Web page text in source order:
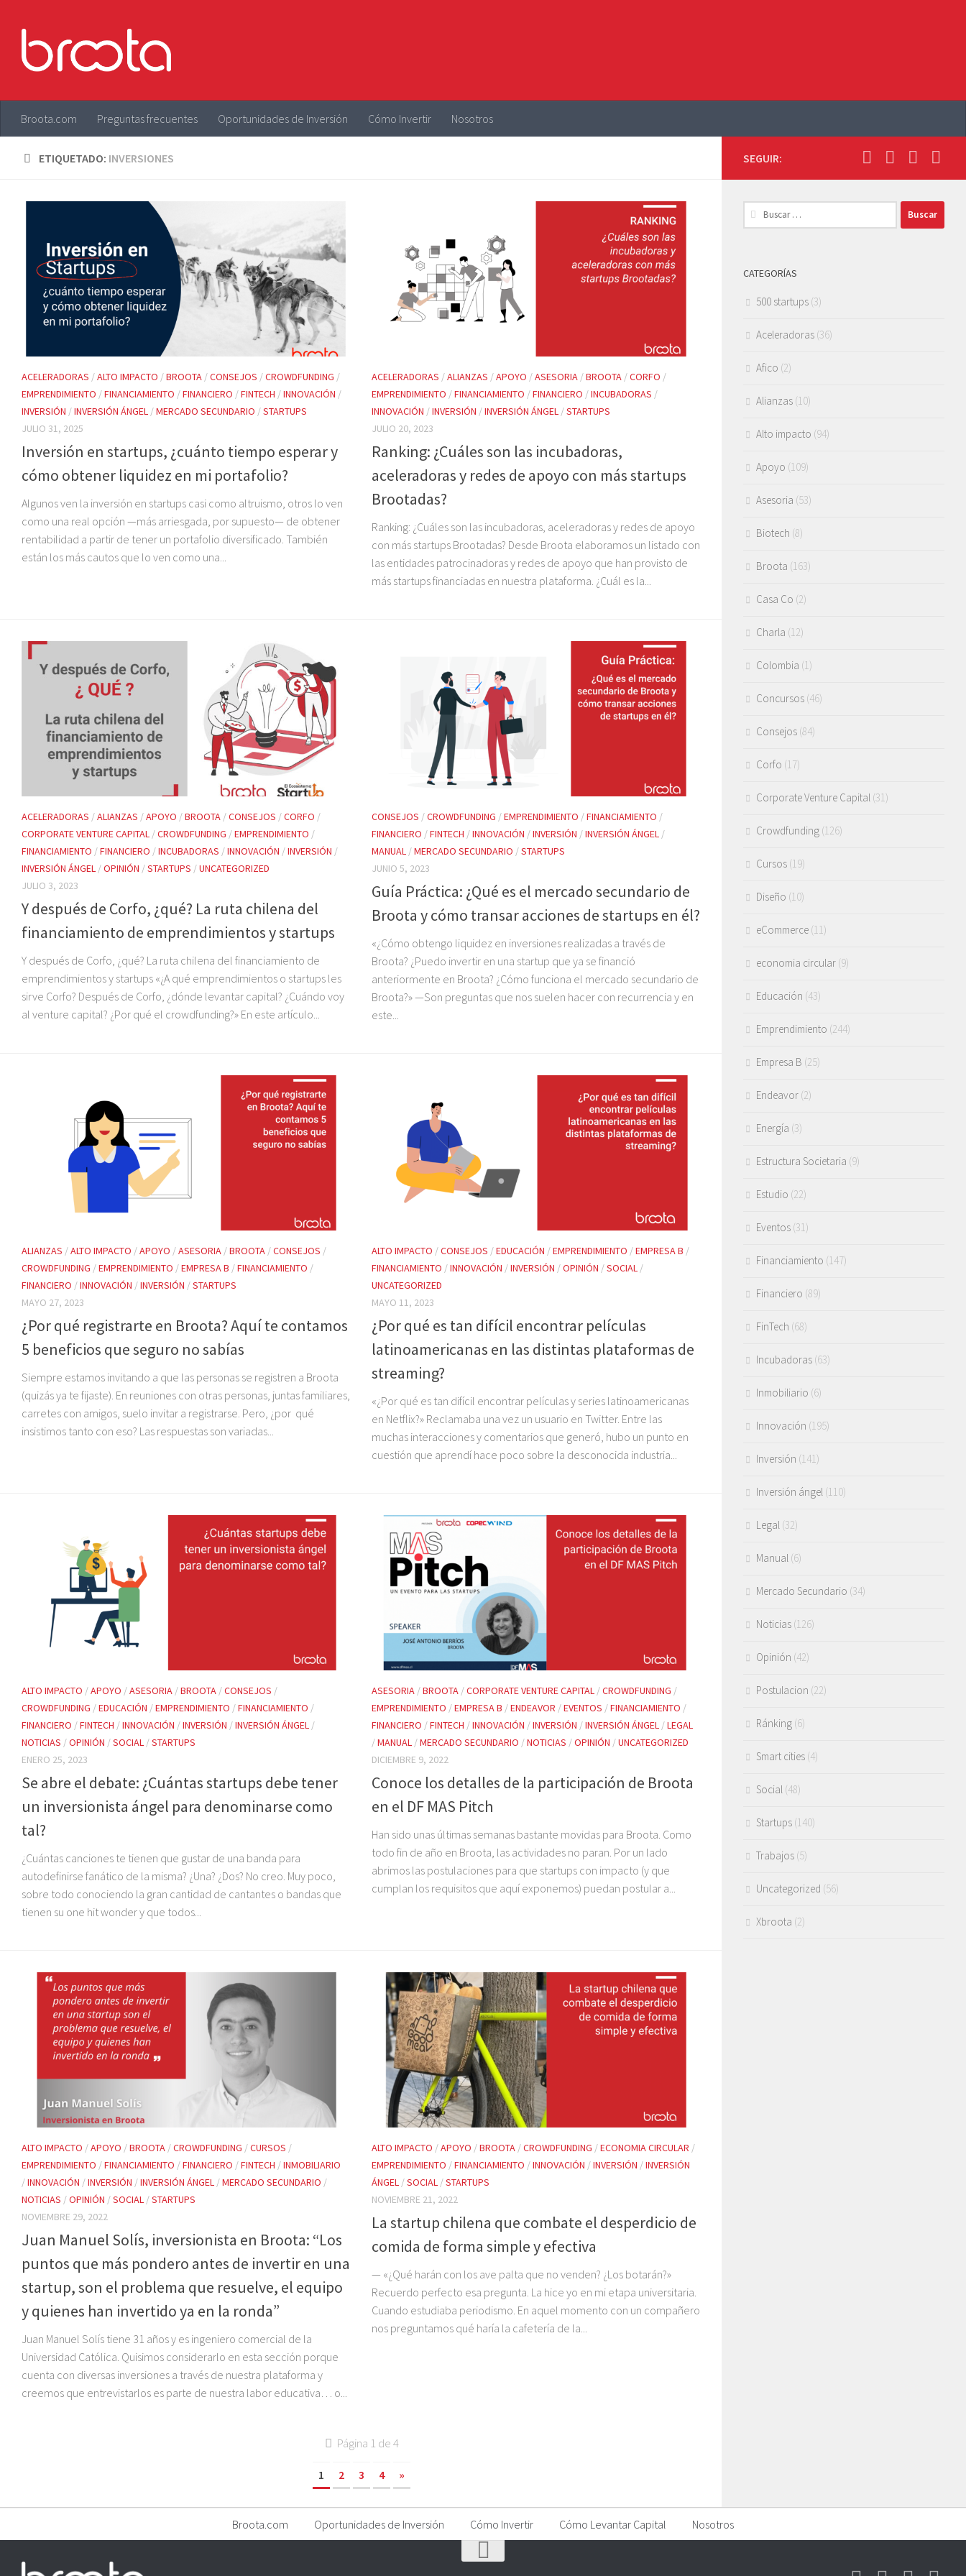
Broota.com Preguntas frecuentes Oportunidades de Inversión Cómo Invertir Nosotros
ETIQUETADO: INVERSIONES
ACELERADORAS /ALTO IMPACTO /BROOTA /CONSEJOS /CROWDFUNDING /
EMPRENDIMIENTO /FINANCIAMIENTO /FINANCIERO /FINTECH /INNOVACIÓN /
INVERSIÓN /INVERSIÓN ÁNGEL /MERCADO SECUNDARIO /STARTUPS
JULIO 31, 2025
Inversión en startups, ¿cuánto tiempo esperar y
cómo obtener liquidez en mi portafolio?
Algunos ven la inversión en startups casi como altruismo, otros lo ven
como una real opción —más arriesgada, por supuesto— de obtener
rentabilidad a partir de tener un portafolio diversificado. También
están los más cautos que lo ven como una...
ACELERADORAS /ALIANZAS /APOYO /ASESORIA /BROOTA /CORFO /
EMPRENDIMIENTO /FINANCIAMIENTO /FINANCIERO /INCUBADORAS /
INNOVACIÓN /INVERSIÓN /INVERSIÓN ÁNGEL /STARTUPS
JULIO 20, 2023
Ranking: ¿Cuáles son las incubadoras,
aceleradoras y redes de apoyo con más startups
Brootadas?
Ranking: ¿Cuáles son las incubadoras, aceleradoras y redes de apoyo
con más startups Brootadas? Desde Broota elaboramos un listado con
las entidades patrocinadoras y redes de apoyo que han provisto de
más startups financiadas en nuestra plataforma. ¿Cuál es la...
ACELERADORAS /ALIANZAS /APOYO /BROOTA /CONSEJOS /CORFO /
CORPORATE VENTURE CAPITAL /CROWDFUNDING /EMPRENDIMIENTO /
FINANCIAMIENTO /FINANCIERO /INCUBADORAS /INNOVACIÓN /INVERSIÓN /
INVERSIÓN ÁNGEL /OPINIÓN /STARTUPS /UNCATEGORIZED
JULIO 3, 2023
Y después de Corfo, ¿qué? La ruta chilena del
financiamiento de emprendimientos y startups
Y después de Corfo, ¿qué? La ruta chilena del financiamiento de
emprendimientos y startups «¿A qué emprendimientos o startups les
sirve Corfo? Después de Corfo, ¿dónde levantar capital? ¿Cuándo voy
al venture capital? ¿Por qué el crowdfunding?» En este artículo...
CONSEJOS /CROWDFUNDING /EMPRENDIMIENTO /FINANCIAMIENTO /
FINANCIERO /FINTECH /INNOVACIÓN /INVERSIÓN /INVERSIÓN ÁNGEL /
MANUAL /MERCADO SECUNDARIO /STARTUPS
JUNIO 5, 2023
Guía Práctica: ¿Qué es el mercado secundario de
Broota y cómo transar acciones de startups en él?
«¿Cómo obtengo liquidez en inversiones realizadas a través de
Broota? ¿Puedo invertir en una startup que ya se financió
anteriormente en Broota? ¿Cómo funciona el mercado secundario de
Broota?» —Son preguntas que nos suelen hacer con recurrencia y en
este...
ALIANZAS /ALTO IMPACTO /APOYO /ASESORIA /BROOTA /CONSEJOS /
CROWDFUNDING /EMPRENDIMIENTO /EMPRESA B /FINANCIAMIENTO /
FINANCIERO /INNOVACIÓN /INVERSIÓN /STARTUPS
MAYO 27, 2023
¿Por qué registrarte en Broota? Aquí te contamos
5 beneficios que seguro no sabías
Siempre estamos invitando a que las personas se registren a Broota
(quizás ya te fijaste). En reuniones con otras personas, juntas familiares,
carretes con amigos, suelo invitar a registrarse. Pero, ¿por qué
insistimos tanto con eso? Las respuestas son variadas...
ALTO IMPACTO /CONSEJOS /EDUCACIÓN /EMPRENDIMIENTO /EMPRESA B /
FINANCIAMIENTO /INNOVACIÓN /INVERSIÓN /OPINIÓN /SOCIAL /
UNCATEGORIZED
MAYO 11, 2023
¿Por qué es tan difícil encontrar películas
latinoamericanas en las distintas plataformas de
streaming?
«¿Por qué es tan difícil encontrar películas y series latinoamericanas
en Netflix?» Reclamaba una vez un usuario en Twitter. Entre las
muchas interacciones y comentarios que generó, hubo un punto en
cuestión que aprendí hace poco sobre la desconocida industria...
ALTO IMPACTO /APOYO /ASESORIA /BROOTA /CONSEJOS /
CROWDFUNDING /EDUCACIÓN /EMPRENDIMIENTO /FINANCIAMIENTO /
FINANCIERO /FINTECH /INNOVACIÓN /INVERSIÓN /INVERSIÓN ÁNGEL /
NOTICIAS /OPINIÓN /SOCIAL /STARTUPS
ENERO 25, 2023
Se abre el debate: ¿Cuántas startups debe tener
un inversionista ángel para denominarse como
tal?
¿Cuántas canciones te tienen que gustar de una banda para
autodefinirse fanático de la misma? ¿Una? ¿Dos? No creo. Muy poco,
sobre todo conociendo la gran cantidad de cantantes o bandas que
tienen su one hit wonder y que todos...
ASESORIA /BROOTA /CORPORATE VENTURE CAPITAL /CROWDFUNDING /
EMPRENDIMIENTO /EMPRESA B /ENDEAVOR /EVENTOS /FINANCIAMIENTO /
FINANCIERO /FINTECH /INNOVACIÓN /INVERSIÓN /INVERSIÓN ÁNGEL /LEGAL
/MANUAL /MERCADO SECUNDARIO /NOTICIAS /OPINIÓN /UNCATEGORIZED
DICIEMBRE 9, 2022
Conoce los detalles de la participación de Broota
en el DF MAS Pitch
Han sido unas últimas semanas bastante movidas para Broota. Como
todo fin de año en Broota, las actividades no paran. Por un lado
abrimos las postulaciones para que startups con impacto (y que
cumplan los requisitos que aquí exponemos) puedan postular a...
ALTO IMPACTO /APOYO /BROOTA /CROWDFUNDING /CURSOS /
EMPRENDIMIENTO /FINANCIAMIENTO /FINANCIERO /FINTECH /INMOBILIARIO
/INNOVACIÓN /INVERSIÓN /INVERSIÓN ÁNGEL /MERCADO SECUNDARIO /
NOTICIAS /OPINIÓN /SOCIAL /STARTUPS
NOVIEMBRE 29, 2022
Juan Manuel Solís, inversionista en Broota: “Los
puntos que más pondero antes de invertir en una
startup, son el problema que resuelve, el equipo
y quienes han invertido ya en la ronda”
Juan Manuel Solís tiene 31 años y es ingeniero comercial de la
Universidad Católica. Quisimos considerarlo en esta sección porque
cuenta con diversas inversiones a través de nuestra plataforma y
creemos que entrevistarlos es parte de nuestra labor educativa… o...
ALTO IMPACTO /APOYO /BROOTA /CROWDFUNDING /ECONOMIA CIRCULAR /
EMPRENDIMIENTO /FINANCIAMIENTO /INNOVACIÓN /INVERSIÓN /INVERSIÓN
ÁNGEL /SOCIAL /STARTUPS
NOVIEMBRE 21, 2022
La startup chilena que combate el desperdicio de
comida de forma simple y efectiva
— «¿Qué harán con los ave palta que no venden? ¿Los botarán?»
Recuerdo perfecto esa pregunta. La hice yo en mi etapa universitaria.
Cuando estudiaba periodismo. En aquel momento con un compañero
nos preguntamos qué haría la cafetería de la...
Página 1 de 4
1 2 3 4 »
SEGUIR:
Buscar:
CATEGORÍAS
500 startups (3)
Aceleradoras (36)
Afico (2)
Alianzas (10)
Alto impacto (94)
Apoyo (109)
Asesoria (53)
Biotech (8)
Broota (163)
Casa Co (2)
Charla (12)
Colombia (1)
Concursos (46)
Consejos (84)
Corfo (17)
Corporate Venture Capital (31)
Crowdfunding (126)
Cursos (19)
Diseño (10)
eCommerce (11)
economia circular (9)
Educación (43)
Emprendimiento (244)
Empresa B (25)
Endeavor (2)
Energía (3)
Estructura Societaria (9)
Estudio (22)
Eventos (31)
Financiamiento (147)
Financiero (89)
FinTech (68)
Incubadoras (63)
Inmobiliario (6)
Innovación (195)
Inversión (141)
Inversión ángel (110)
Legal (32)
Manual (6)
Mercado Secundario (34)
Noticias (126)
Opinión (42)
Postulacion (22)
Ránking (6)
Smart cities (4)
Social (48)
Startups (140)
Trabajos (5)
Uncategorized (56)
Xbroota (2)
Broota.com Oportunidades de Inversión Cómo Invertir Cómo Levantar Capital Nosotros